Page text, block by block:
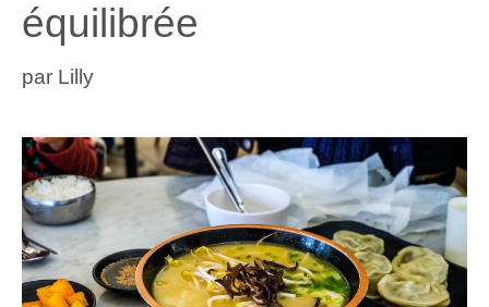
équilibrée
par Lilly